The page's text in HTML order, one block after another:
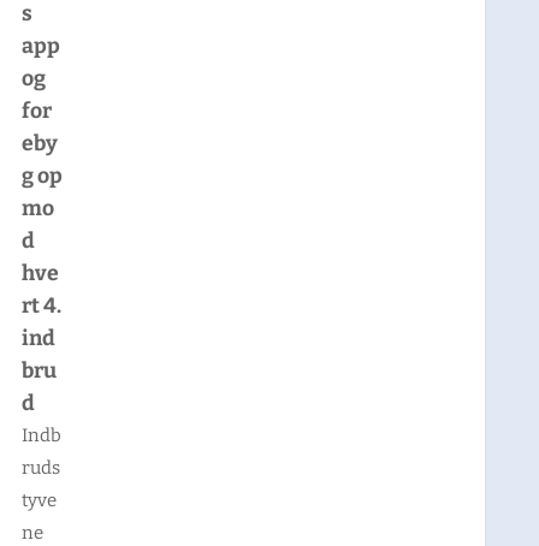
s
app
og
for
eby
g op
mo
d
hve
rt 4.
ind
bru
d
Indb
ruds
tyve
ne